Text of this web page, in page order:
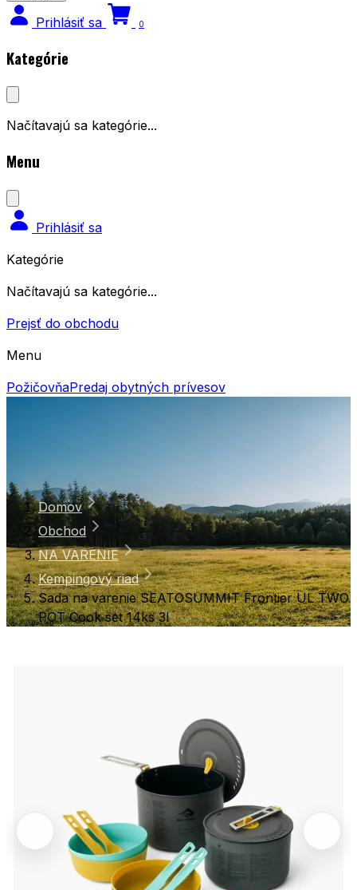
Prihlásiť sa 0
Kategórie
Načítavajú sa kategórie...
Menu
Prihlásiť sa
Kategórie
Načítavajú sa kategórie...
Prejsť do obchodu
Menu
PožičovňaPredaj obytných prívesov
Domov
Obchod
NA VARENIE
Kempingový riad
Sada na varenie SEATOSUMMIT Frontier UL TWO
POT Cook set 14ks 3l